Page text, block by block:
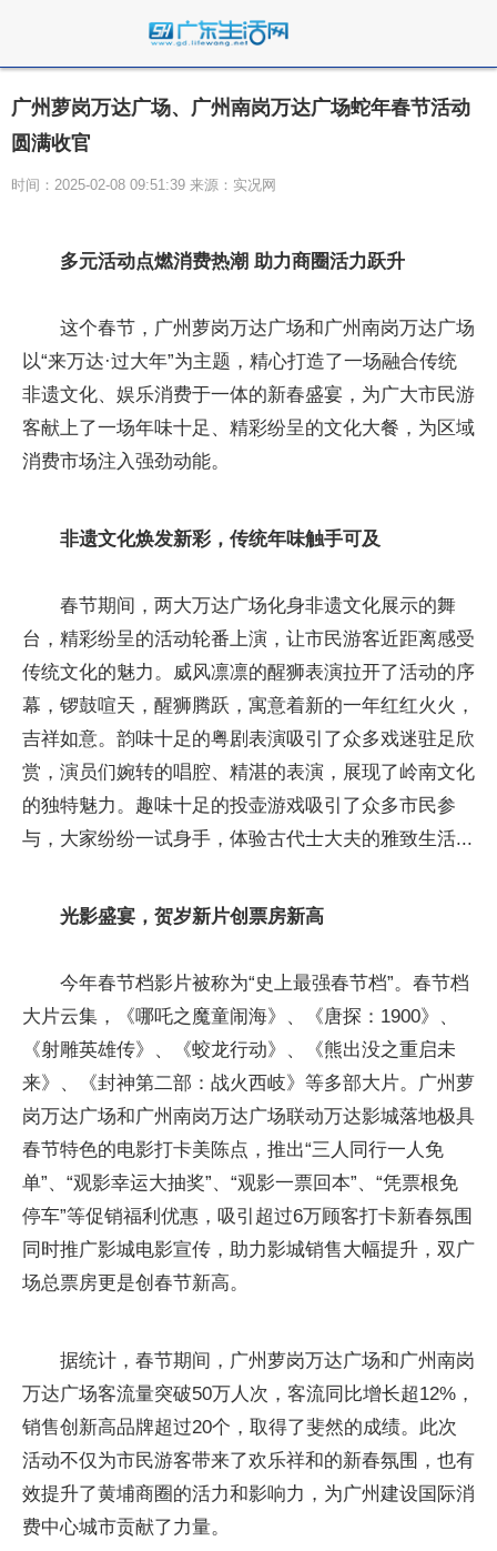
广州萝岗万达广场、广州南岗万达广场蛇年春节活动
圆满收官
时间：2025-02-08 09:51:39 来源：实况网
多元活动点燃消费热潮 助力商圈活力跃升
这个春节，广州萝岗万达广场和广州南岗万达广场
以“来万达·过大年”为主题，精心打造了一场融合传统
非遗文化、娱乐消费于一体的新春盛宴，为广大市民游
客献上了一场年味十足、精彩纷呈的文化大餐，为区域
消费市场注入强劲动能。
非遗文化焕发新彩，传统年味触手可及
春节期间，两大万达广场化身非遗文化展示的舞
台，精彩纷呈的活动轮番上演，让市民游客近距离感受
传统文化的魅力。威风凛凛的醒狮表演拉开了活动的序
幕，锣鼓喧天，醒狮腾跃，寓意着新的一年红红火火，
吉祥如意。韵味十足的粤剧表演吸引了众多戏迷驻足欣
赏，演员们婉转的唱腔、精湛的表演，展现了岭南文化
的独特魅力。趣味十足的投壶游戏吸引了众多市民参
与，大家纷纷一试身手，体验古代士大夫的雅致生活...
光影盛宴，贺岁新片创票房新高
今年春节档影片被称为“史上最强春节档”。春节档
大片云集，《哪吒之魔童闹海》、《唐探：1900》、
《射雕英雄传》、《蛟龙行动》、《熊出没之重启未
来》、《封神第二部：战火西岐》等多部大片。广州萝
岗万达广场和广州南岗万达广场联动万达影城落地极具
春节特色的电影打卡美陈点，推出“三人同行一人免
单”、“观影幸运大抽奖”、“观影一票回本”、“凭票根免
停车”等促销福利优惠，吸引超过6万顾客打卡新春氛围
同时推广影城电影宣传，助力影城销售大幅提升，双广
场总票房更是创春节新高。
据统计，春节期间，广州萝岗万达广场和广州南岗
万达广场客流量突破50万人次，客流同比增长超12%，
销售创新高品牌超过20个，取得了斐然的成绩。此次
活动不仅为市民游客带来了欢乐祥和的新春氛围，也有
效提升了黄埔商圈的活力和影响力，为广州建设国际消
费中心城市贡献了力量。